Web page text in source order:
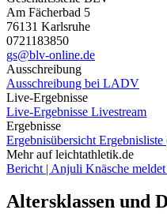
Am Fächerbad 5
76131 Karlsruhe
0721183850
gs@blv-online.de
Ausschreibung
Ausschreibung bei LADV
Live-Ergebnisse
Live-Ergebnisse Livestream
Ergebnisse
Ergebnisübersicht Ergebnisliste
Mehr auf leichtathletik.de
Bericht | Anjuli Knäsche
Altersklassen und